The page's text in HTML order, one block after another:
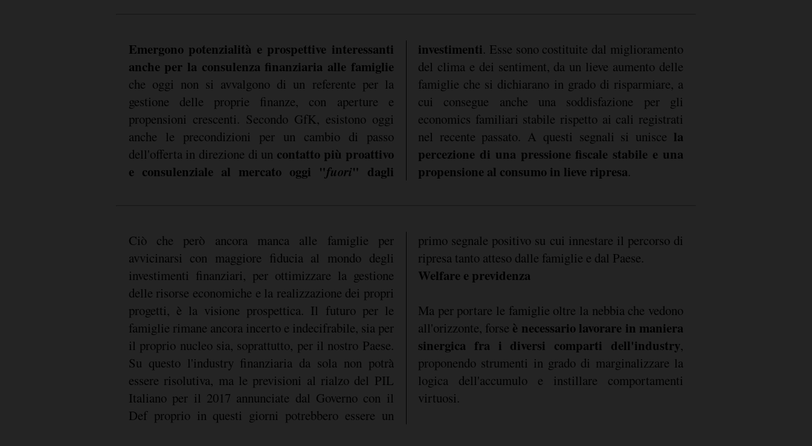
Emergono potenzialità e prospettive interessanti
anche per la consulenza finanziaria alle famiglie
che oggi non si avvalgono di un referente per la
gestione delle proprie finanze, con aperture e
propensioni crescenti. Secondo GfK, esistono oggi
anche le precondizioni per un cambio di passo
dell'offerta in direzione di un contatto più proattivo
e consulenziale al mercato oggi "fuori" dagli
investimenti. Esse sono costituite dal miglioramento
del clima e dei sentiment, da un lieve aumento delle
famiglie che si dichiarano in grado di risparmiare, a
cui consegue anche una soddisfazione per gli
economics familiari stabile rispetto ai cali registrati
nel recente passato. A questi segnali si unisce la
percezione di una pressione fiscale stabile e una
propensione al consumo in lieve ripresa.
Ciò che però ancora manca alle famiglie per
avvicinarsi con maggiore fiducia al mondo degli
investimenti finanziari, per ottimizzare la gestione
delle risorse economiche e la realizzazione dei propri
progetti, è la visione prospettica. Il futuro per le
famiglie rimane ancora incerto e indecifrabile, sia per
il proprio nucleo sia, soprattutto, per il nostro Paese.
Su questo l'industry finanziaria da sola non potrà
essere risolutiva, ma le previsioni al rialzo del PIL
Italiano per il 2017 annunciate dal Governo con il
Def proprio in questi giorni potrebbero essere un
primo segnale positivo su cui innestare il percorso di
ripresa tanto atteso dalle famiglie e dal Paese.
Welfare e previdenza
Ma per portare le famiglie oltre la nebbia che vedono
all'orizzonte, forse è necessario lavorare in maniera
sinergica fra i diversi comparti dell'industry,
proponendo strumenti in grado di marginalizzare la
logica dell'accumulo e instillare comportamenti
virtuosi.